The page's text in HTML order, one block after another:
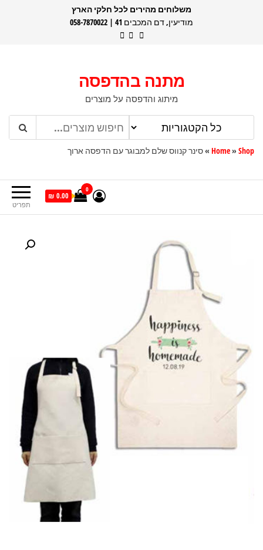
משלוחים מהירים לכל חלקי הארץ
מודיעין, דם המכבים 41 | 058-7870022
מתנה בהדפסה
מיתוג והדפסה על מוצרים
Home» Shop
»סינר קנווס שלם למבוגר עם הדפסה ארוך
תפריט
0
0.00 ₪